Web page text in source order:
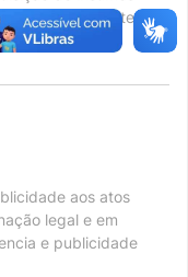
e pacientes em
aos atos
legal e em
e publicidade